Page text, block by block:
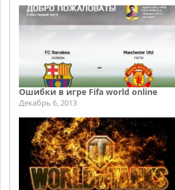
Ошибки в игре Fifa world online
Декабрь 6, 2013